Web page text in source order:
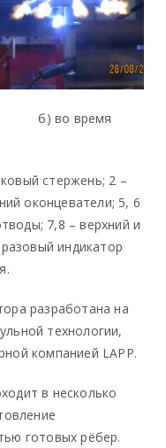
во время
стержень; 2 –
оконцеватели; 5, 6
7,8 – верхний и
индикатор
разработана на
технологии,
компанией LAPP.
в несколько
готовых рёбер.